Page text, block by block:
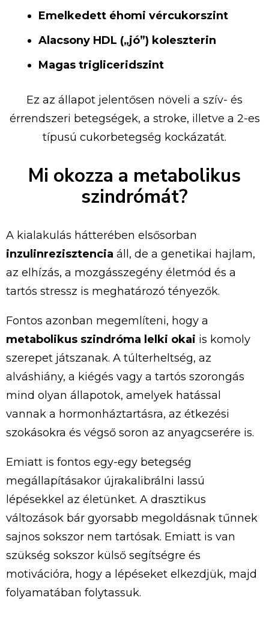
Emelkedett éhomi vércukorszint
Alacsony HDL („jó”) koleszterin
Magas trigliceridszint
Ez az állapot jelentősen növeli a szív- és
érrendszeri betegségek, a stroke, illetve a 2-es
típusú cukorbetegség kockázatát.
Mi okozza a metabolikus
szindrómát?
A kialakulás hátterében elsősorban
inzulinrezisztencia áll, de a genetikai hajlam,
az elhízás, a mozgásszegény életmód és a
tartós stressz is meghatározó tényezők.
Fontos azonban megemlíteni, hogy a
metabolikus szindróma lelki okai is komoly
szerepet játszanak. A túlterheltség, az
alváshiány, a kiégés vagy a tartós szorongás
mind olyan állapotok, amelyek hatással
vannak a hormonháztartásra, az étkezési
szokásokra és végső soron az anyagcserére is.
Emiatt is fontos egy-egy betegség
megállapításakor újrakalibrálni lassú
lépésekkel az életünket. A drasztikus
változások bár gyorsabb megoldásnak tűnnek
sajnos sokszor nem tartósak. Emiatt is van
szükség sokszor külső segítségre és
motivációra, hogy a lépéseket elkezdjük, majd
folyamatában folytassuk.